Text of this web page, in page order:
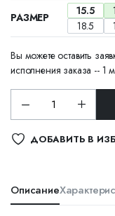
РАЗМЕР 15.5
18.5
Вы можете оставить
исполнения заказа -- 1
ДОБАВИТЬ В
Описание